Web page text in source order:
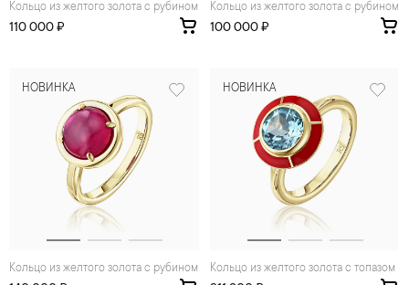
Кольцо из желтого золота с рубином
110 000 ₽
Кольцо из желтого золота с рубином
100 000 ₽
НОВИНКА
Кольцо из желтого золота с рубином
НОВИНКА
Кольцо из желтого золота с топазом